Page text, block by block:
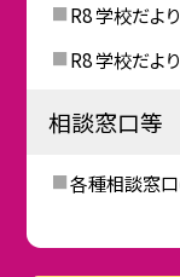
R8 学校だよ
R8 学校だよ
相談窓口等
各種相談窓口